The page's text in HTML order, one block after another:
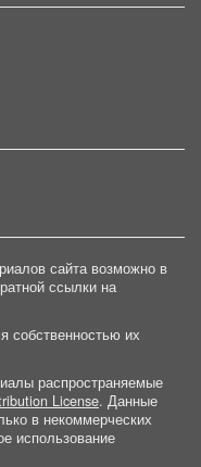
сайта возможно в
ссылки на
собственностью их
распространяемые
License. Данные
в некоммерческих
использование